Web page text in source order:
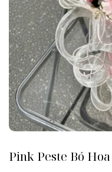
Pink Peste Bó